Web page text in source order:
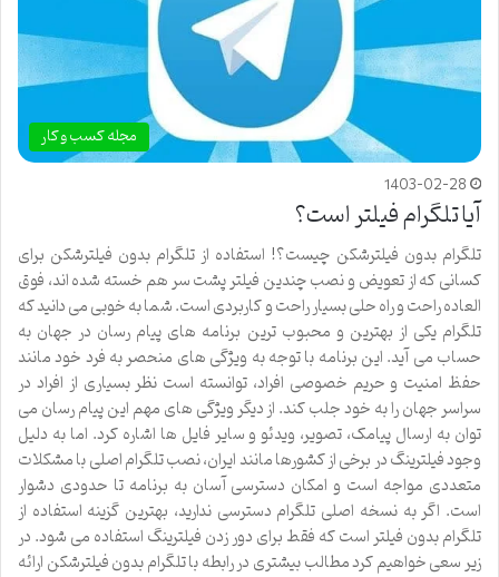
مجله کسب و کار
1403-02-28
آیا تلگرام فیلتر است؟
تلگرام بدون فیلترشکن چیست؟! استفاده از تلگرام بدون فیلترشکن برای
کسانی که از تعویض و نصب چندین فیلتر پشت سر هم خسته شده اند، فوق
العاده راحت و راه حلی بسیار راحت و کاربردی است. شما به خوبی می دانید که
تلگرام یکی از بهترین و محبوب ترین برنامه های پیام رسان در جهان به
حساب می آید. این برنامه با توجه به ویژگی های منحصر به فرد خود مانند
حفظ امنیت و حریم خصوصی افراد، توانسته است نظر بسیاری از افراد در
سراسر جهان را به خود جلب کند. از دیگر ویژگی های مهم این پیام رسان می
توان به ارسال پیامک، تصویر، ویدئو و سایر فایل ها اشاره کرد. اما به دلیل
وجود فیلترینگ در برخی از کشورها مانند ایران، نصب تلگرام اصلی با مشکلات
متعددی مواجه است و امکان دسترسی آسان به برنامه تا حدودی دشوار
است. اگر به نسخه اصلی تلگرام دسترسی ندارید، بهترین گزینه استفاده از
تلگرام بدون فیلتر است که فقط برای دور زدن فیلترینگ استفاده می شود. در
زیر سعی خواهیم کرد مطالب بیشتری در رابطه با تلگرام بدون فیلترشکن ارائه